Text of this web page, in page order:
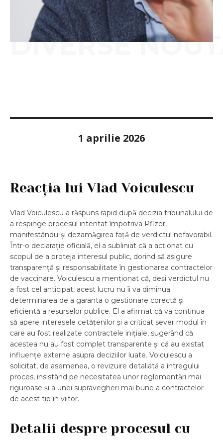
DIVERSE
1 aprilie 2026
Reacția lui Vlad Voiculescu
Vlad Voiculescu a răspuns rapid după decizia tribunalului de
a respinge procesul intentat împotriva Pfizer,
manifestându-și dezamăgirea față de verdictul nefavorabil.
Într-o declarație oficială, el a subliniat că a acționat cu
scopul de a proteja interesul public, dorind să asigure
transparență și responsabilitate în gestionarea contractelor
de vaccinare. Voiculescu a menționat că, deși verdictul nu
a fost cel anticipat, acest lucru nu îi va diminua
determinarea de a garanta o gestionare corectă și
eficientă a resurselor publice. El a afirmat că va continua
să apere interesele cetățenilor și a criticat sever modul în
care au fost realizate contractele inițiale, sugerând că
acestea nu au fost complet transparente și că au existat
influențe externe asupra deciziilor luate. Voiculescu a
solicitat, de asemenea, o revizuire detaliată a întregului
proces, insistând pe necesitatea unor reglementări mai
riguroase și a unei supravegheri mai bune a contractelor
de acest tip în viitor.
Detalii despre procesul cu